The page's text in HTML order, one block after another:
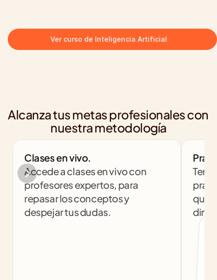
Alcanza tus metas profesionales con
nuestra metodología
Clases en vivo.
Accede a clases en vivo con
profesores expertos, para
repasar los conceptos y
despejar tus dudas.
que
Ver curso de Inteligencia Artificial